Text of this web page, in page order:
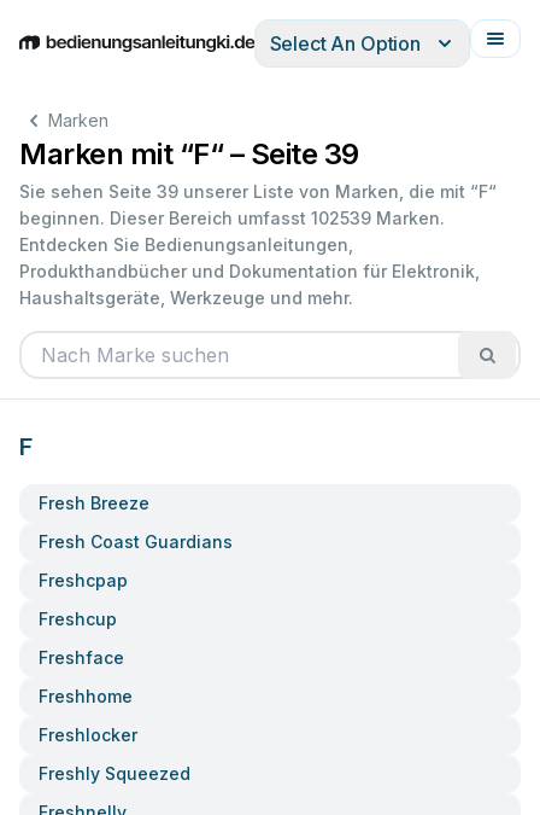
EnglishDeutschEspañolItalianoFrançais
Select An Option
Marken
Marken mit “F“ – Seite 39
Sie sehen Seite 39 unserer Liste von Marken, die mit “F“
beginnen. Dieser Bereich umfasst 102539 Marken.
Entdecken Sie Bedienungsanleitungen,
Produkthandbücher und Dokumentation für Elektronik,
Haushaltsgeräte, Werkzeuge und mehr.
F
Fresh Breeze
Fresh Coast Guardians
Freshcpap
Freshcup
Freshface
Freshhome
Freshlocker
Freshly Squeezed